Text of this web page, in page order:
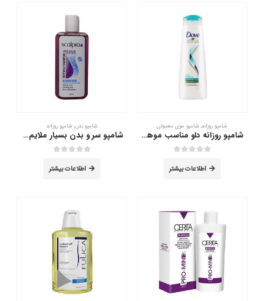
شامپو روزانه, شامپو موی معمولی
شامپو روزانه داو مناسب موهای معمولی 400 میلی لیتر
اطلاعات بیشتر
شامپو بدن, شامپو روزانه
شامپو سر و بدن بسیار ملایم اسکالپیا 200 میلی لیتر
اطلاعات بیشتر